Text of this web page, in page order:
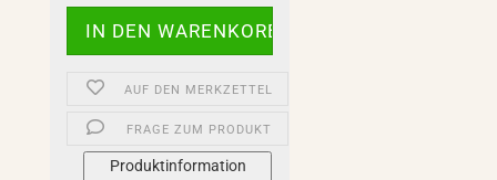
AUF DEN MERKZETTEL
FRAGE ZUM PRODUKT
Produktinformation